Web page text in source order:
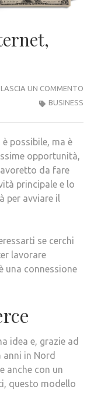
LASCIA UN COMMENTO
BUSINESS
possibile, ma è
opportunità,
da fare
principale e lo
per avviare il
se cerchi
lavorare
una connessione
idea e, grazie ad
in Nord
anche con un
questo modello